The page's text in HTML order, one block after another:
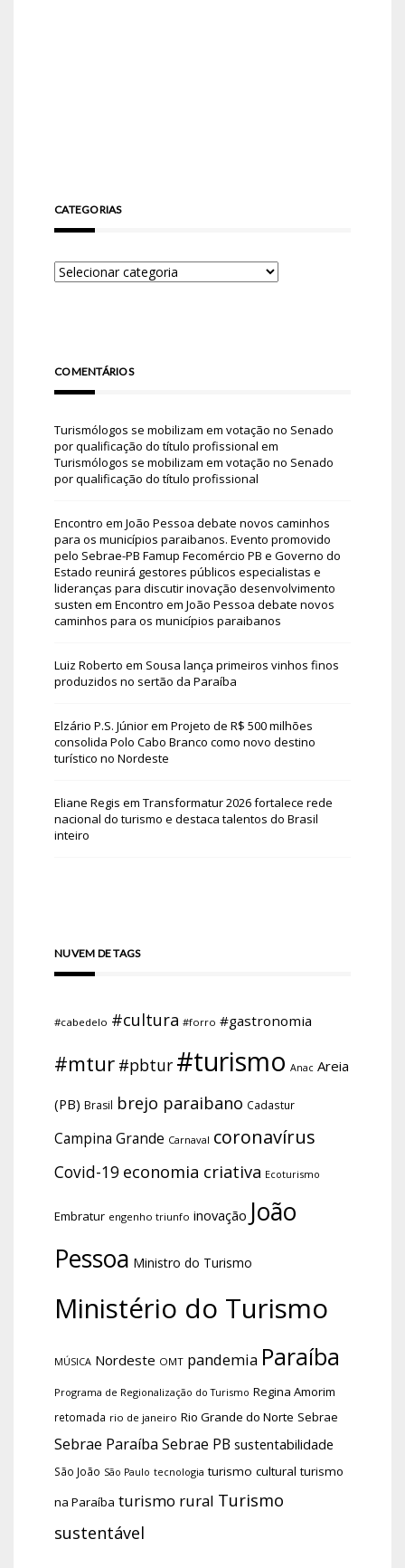
CATEGORIAS
COMENTÁRIOS
Turismólogos se mobilizam em votação no Senado
por qualificação do título profissional em
Turismólogos se mobilizam em votação no Senado
por qualificação do título profissional
Encontro em João Pessoa debate novos caminhos
para os municípios paraibanos. Evento promovido
pelo Sebrae-PB Famup Fecomércio PB e Governo do
Estado reunirá gestores públicos especialistas e
lideranças para discutir inovação desenvolvimento
susten em Encontro em João Pessoa debate novos
caminhos para os municípios paraibanos
Luiz Roberto em Sousa lança primeiros vinhos finos
produzidos no sertão da Paraíba
Elzário P.S. Júniorem Projeto de R$ 500 milhões
consolida Polo Cabo Branco como novo destino
turístico no Nordeste
Eliane Regis em Transformatur 2026 fortalece rede
nacional do turismo e destaca talentos do Brasil
inteiro
NUVEM DE TAGS
#cabedelo #cultura #forro #gastronomia
#mtur #pbtur #turismo Anac Areia
(PB) Brasil brejo paraibano Cadastur
Campina Grande Carnaval coronavírus
Covid-19 economia criativa Ecoturismo
Embratur engenho triunfo inovação João
Pessoa Ministro do Turismo
Ministério do Turismo
MÚSICA Nordeste OMT pandemia Paraíba
Programa de Regionalização do Turismo Regina Amorim
retomada rio de janeiro Rio Grande do Norte Sebrae
Sebrae Paraíba Sebrae PB sustentabilidade
São João São Paulo tecnologia turismo cultural turismo
na Paraíba turismo rural Turismo
sustentável